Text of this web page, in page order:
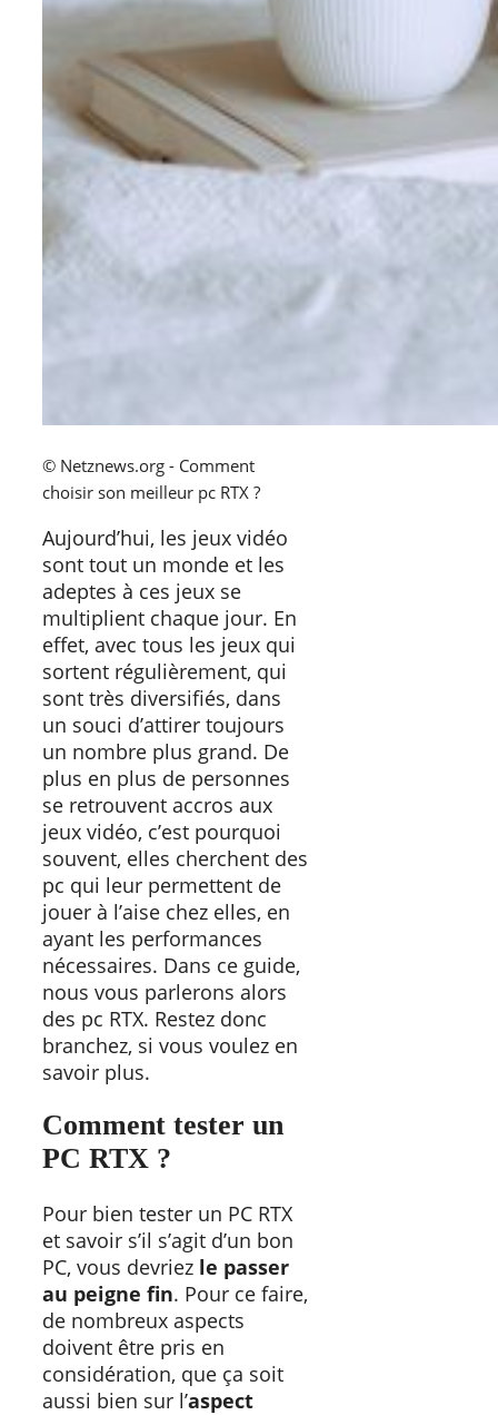
© Netznews.org - Comment
choisir son meilleur pc RTX ?
Aujourd’hui, les jeux vidéo
sont tout un monde et les
adeptes à ces jeux se
multiplient chaque jour. En
effet, avec tous les jeux qui
sortent régulièrement, qui
sont très diversifiés, dans
un souci d’attirer toujours
un nombre plus grand. De
plus en plus de personnes
se retrouvent accros aux
jeux vidéo, c’est pourquoi
souvent, elles cherchent des
pc qui leur permettent de
jouer à l’aise chez elles, en
ayant les performances
nécessaires. Dans ce guide,
nous vous parlerons alors
des pc RTX. Restez donc
branchez, si vous voulez en
savoir plus.
Comment tester un
PC RTX ?
Pour bien tester un PC RTX
et savoir s’il s’agit d’un bon
PC, vous devriez le passer
au peigne fin. Pour ce faire,
de nombreux aspects
doivent être pris en
considération, que ça soit
aussi bien sur l’aspect